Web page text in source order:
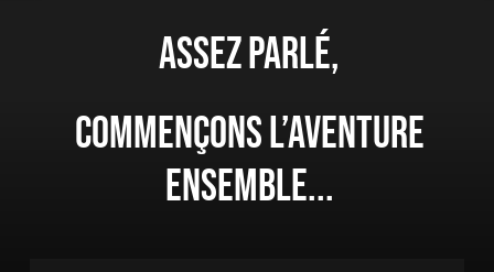
Assez parlé,
Commençons l’aventure
ensemble...